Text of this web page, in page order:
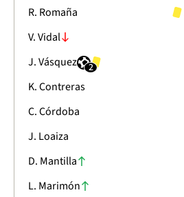
R. Romaña
V. Vidal
J. Vásquez
2
K. Contreras
C. Córdoba
J. Loaiza
D. Mantilla
L. Marimón